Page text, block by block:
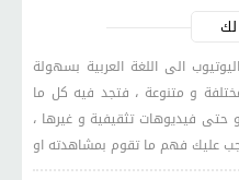
لك
الى اللغة العربية بسهولة
و متنوعة ، فتجد فيه كل ما
حتى فيديوهات تثقيفية و غيرها ،